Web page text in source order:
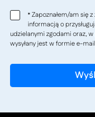
*Zapoznałem/am się
informacją o
udzielanymi zgodami oraz,
wysyłany jest w formie e-